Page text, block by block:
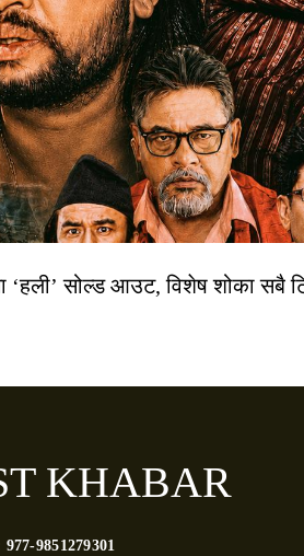
‘हली’ सोल्ड आउट, विशेष शोका सबै
KHABAR
977-9851279301